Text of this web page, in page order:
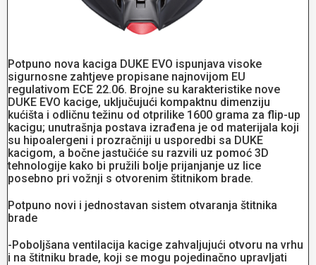
Potpuno nova kaciga DUKE EVO ispunjava visoke
sigurnosne zahtjeve propisane najnovijom EU
regulativom ECE 22.06. Brojne su karakteristike nove
DUKE EVO kacige, uključujući kompaktnu dimenziju
kućišta i odličnu težinu od otprilike 1600 grama za flip-up
kacigu; unutrašnja postava izrađena je od materijala koji
su hipoalergeni i prozračniji u usporedbi sa DUKE
kacigom, a bočne jastučiće su razvili uz pomoć 3D
tehnologije kako bi pružili bolje prijanjanje uz lice
posebno pri vožnji s otvorenim štitnikom brade.
Potpuno novi i jednostavan sistem otvaranja štitnika
brade
-Poboljšana ventilacija kacige zahvaljujući otvoru na vrhu
i na štitniku brade, koji se mogu pojedinačno upravljati